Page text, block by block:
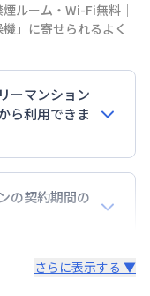
ルーム・Wi-Fi無料｜
」に寄せられるよく
ーマンション
ら利用できま
月（30日）以上
お気軽にお問い
の契約期間の
です。その際、再
さらに表示する ▼